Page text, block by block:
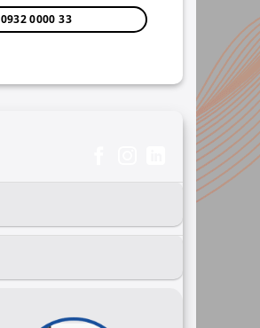
0932 0000 33